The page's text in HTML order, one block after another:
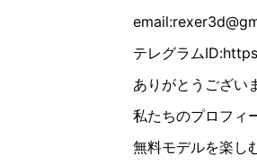
テレグラム
ありがとうござい
私たちのプロフィ
無料モデルを楽し